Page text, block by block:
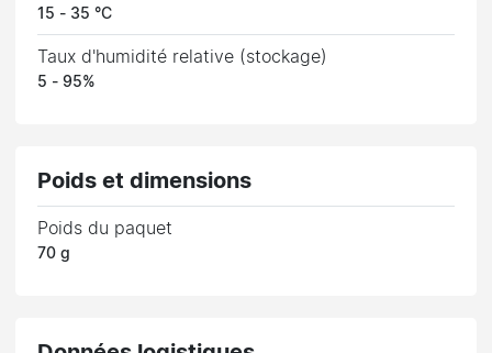
15 - 35 °C
Taux d'humidité relative (stockage)
5 - 95%
Poids et dimensions
Poids du paquet
70 g